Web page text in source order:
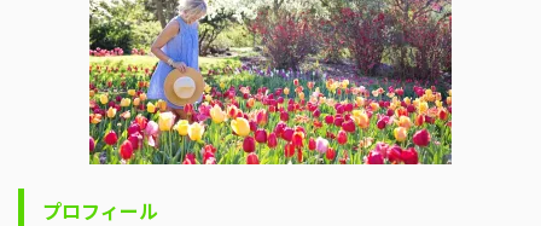
プロフィール